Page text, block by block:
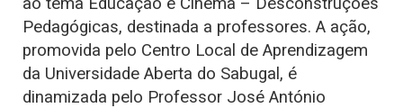
Pedagógicas, destinada a professores. A ação,
promovida pelo Centro Local de Aprendizagem
da Universidade Aberta do Sabugal, é
dinamizada pelo Professor José António